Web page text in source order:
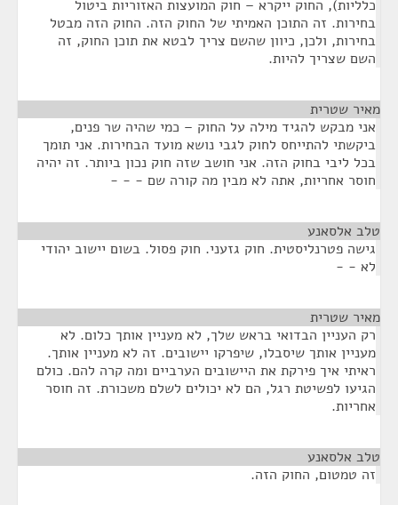
כלליות), החוק ייקרא – חוק המועצות האזוריות ביטול
בחירות. זה התוכן האמיתי של החוק הזה. החוק הזה מבטל
בחירות, ולכן, כיוון שהשם צריך לבטא את תוכן החוק, זה
השם שצריך להיות.
מאיר שטרית
אני מבקש להגיד מילה על החוק – כמי שהיה שר פנים,
ביקשתי להתייחס לחוק לגבי נושא מועד הבחירות. אני תומך
בכל ליבי בחוק הזה. אני חושב שזה חוק נכון ביותר. זה יהיה
חוסר אחריות, אתה לא מבין מה קורה שם - - -
טלב אלסאנע
גישה פטרנליסטית. חוק גזעני. חוק פסול. בשום יישוב יהודי
לא - -
מאיר שטרית
רק העניין הבדואי בראש שלך, לא מעניין אותך כלום. לא
מעניין אותך שיסבלו, שיפרקו יישובים. זה לא מעניין אותך.
ראיתי איך פירקת את היישובים הערביים ומה קרה להם. כולם
הגיעו לפשיטת רגל, הם לא יכולים לשלם משכורת. זה חוסר
אחריות.
טלב אלסאנע
זה טמטום, החוק הזה.